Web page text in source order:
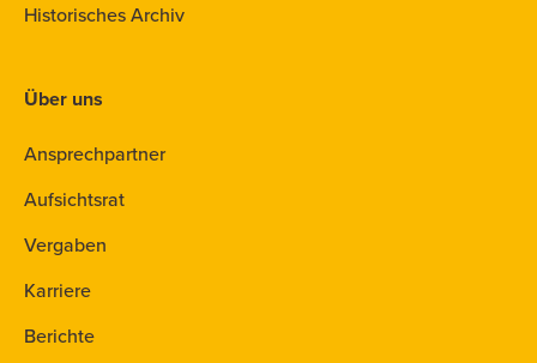
Historisches Archiv
Über uns
Ansprechpartner
Aufsichtsrat
Vergaben
Karriere
Berichte